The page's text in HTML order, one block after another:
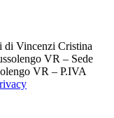
di Vincenzi Cristina
VR – Sede
VR – P.IVA